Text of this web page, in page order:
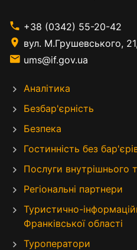
+38 (0342) 55-20-42
вул. М.Грушевського,
ums@if.gov.ua
Аналітика
Безбар'єрність
Безпека
Гостинність без
Послуги внутрішнього
Регіональні партнери
Туристично-
Франківської області
Туроператори